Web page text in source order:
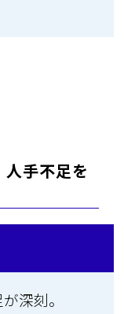
手不足を
深刻。